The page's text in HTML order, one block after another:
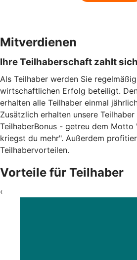
Mitverdienen
Ihre Teilhaberschaft zahlt
Als Teilhaber werden Sie
wirtschaftlichen Erfolg beteiligt.
erhalten alle Teilhaber einmal
Zusätzlich erhalten unsere
TeilhaberBonus - getreu dem Motto
kriegst du mehr". Außerdem
Teilhabervorteilen.
Vorteile für Teilhaber
‹